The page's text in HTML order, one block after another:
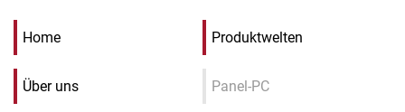
Home
Über uns
Produktwelten
Panel-PC